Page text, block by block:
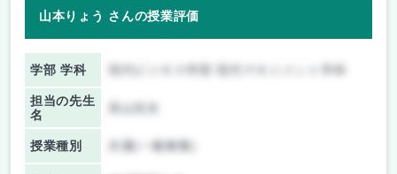
山本りょう さんの授業評価
学部 学科
担当の先生
名
授業種別 共通(一般教養)